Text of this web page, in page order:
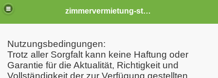
zimmervermietung-stendal
Nutzungsbedingungen:
Trotz aller Sorgfalt kann keine Haftung oder
Garantie für die Aktualität, Richtigkeit und
Vollständigkeit der zur Verfügung gestellten